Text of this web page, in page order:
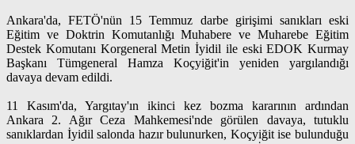
Ankara'da, FETÖ'nün 15 Temmuz darbe girişimi sanıkları eski
Eğitim ve Doktrin Komutanlığı Muhabere ve Muharebe Eğitim
Destek Komutanı Korgeneral Metin İyidil ile eski EDOK Kurmay
Başkanı Tümgeneral Hamza Koçyiğit'in yeniden yargılandığı
davaya devam edildi.
11 Kasım'da, Yargıtay'ın ikinci kez bozma kararının ardından
Ankara 2. Ağır Ceza Mahkemesi'nde görülen davaya, tutuklu
sanıklardan İyidil salonda hazır bulunurken, Koçyiğit ise bulunduğu